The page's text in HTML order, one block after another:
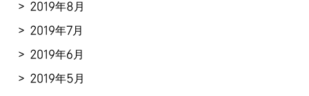
2019年8月
2019年7月
2019年6月
2019年5月